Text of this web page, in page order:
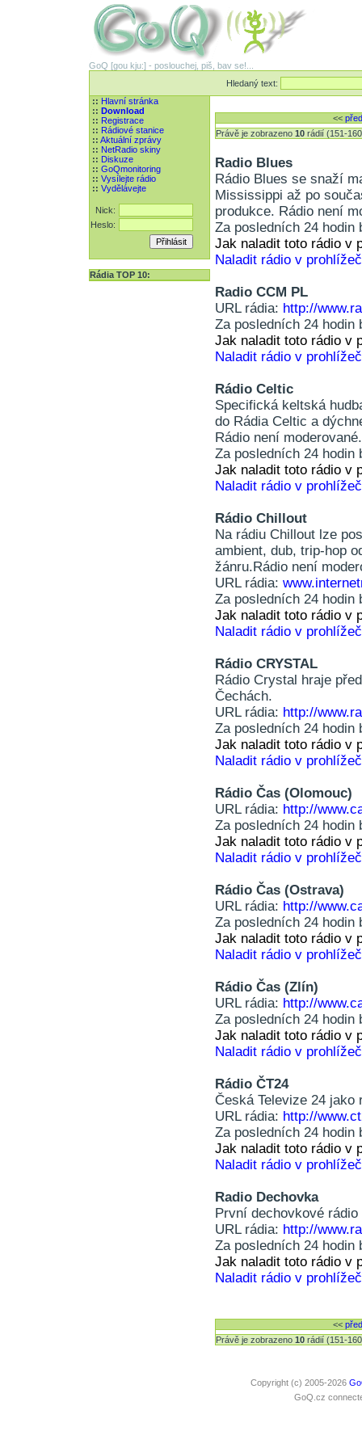
GoQ [gou kju:] - poslouchej, piš, bav se!...
Hledaný text:
:: Hlavní stránka
:: Download
:: Registrace
:: Rádiové stanice
:: Aktuální zprávy
:: NetRadio skiny
:: Diskuze
:: GoQmonitoring
:: Vysílejte rádio
:: Vydělávejte
Nick:
Heslo:
Rádia TOP 10:
<<
Právě je zobrazeno 10 rádií (151-
Radio Blues
Rádio Blues se snaží
Mississippi až po
produkce. Rádio není
Za posledních 24 hodin
Jak naladit toto rádio v
Naladit rádio v
Radio CCM PL
URL rádia: http://
Za posledních 24 hodin
Jak naladit toto rádio v
Naladit rádio v
Rádio Celtic
Specifická keltská
do Rádia Celtic a
Rádio není moderované.
Za posledních 24 hodin
Jak naladit toto rádio v
Naladit rádio v
Rádio Chillout
Na rádiu Chillout lze
ambient, dub, trip-hop
žánru.Rádio není
URL rádia:
Za posledních 24 hodin
Jak naladit toto rádio v
Naladit rádio v
Rádio CRYSTAL
Rádio Crystal hraje
Čechách.
URL rádia: http://
Za posledních 24 hodin
Jak naladit toto rádio v
Naladit rádio v
Rádio Čas (Olomouc)
URL rádia: http://
Za posledních 24 hodin
Jak naladit toto rádio v
Naladit rádio v
Rádio Čas (Ostrava)
URL rádia: http://
Za posledních 24 hodin
Jak naladit toto rádio v
Naladit rádio v
Rádio Čas (Zlín)
URL rádia: http://
Za posledních 24 hodin
Jak naladit toto rádio v
Naladit rádio v
Rádio ČT24
Česká Televize 24 jako
URL rádia: http://
Za posledních 24 hodin
Jak naladit toto rádio v
Naladit rádio v
Radio Dechovka
První dechovkové rádio
URL rádia: http://
Za posledních 24 hodin
Jak naladit toto rádio v
Naladit rádio v
<<
Právě je zobrazeno 10 rádií (151-
Copyright (c) 2005-2026
GoQ.cz